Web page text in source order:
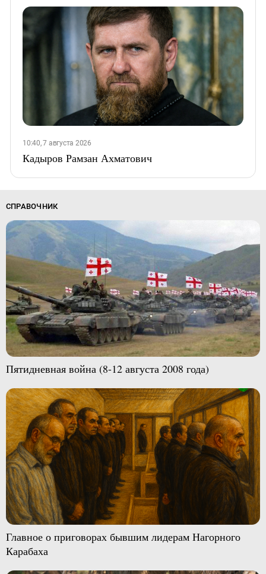
10:40, 7 августа 2026
Кадыров Рамзан Ахматович
СПРАВОЧНИК
Пятидневная война (8-12 августа 2008 года)
Главное о приговорах бывшим лидерам Нагорного
Карабаха